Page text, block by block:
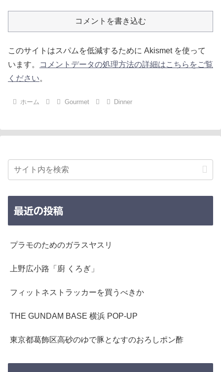
コメントを書き込む
このサイトはスパムを低減するために Akismet を使って
います。
コメントデータの処理方法の詳細はこちらをご覧
ください。
ホーム Gourmet Dinner
最近の投稿
プラモのためのガラスヤスリ
上野広小路「廚 くろぎ」
フィットネストラッカーを買うべきか
THE GUNDAM BASE 横浜 POP-UP
東京都葛飾区高砂のゆで豚となすのおろしポン酢